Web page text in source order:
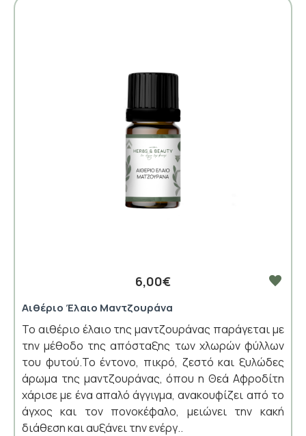
6,00€
Αιθέριο Έλαιο Μαντζουράνα
Το αιθέριο έλαιο της μαντζουράνας παράγεται με
την μέθοδο της απόσταξης των χλωρών φύλλων
του φυτού.Το έντονο, πικρό, ζεστό και ξυλώδες
άρωμα της μαντζουράνας, όπου η Θεά Αφροδίτη
χάρισε με ένα απαλό άγγιγμα, ανακουφίζει από το
άγχος και τον πονοκέφαλο, μειώνει την κακή
διάθεση και αυξάνει την ενέργ..